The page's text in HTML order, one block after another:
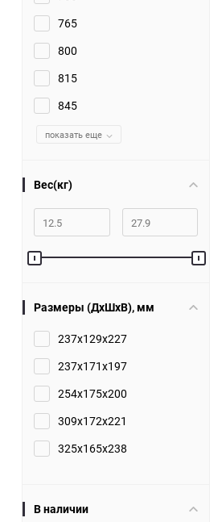
765
800
815
845
показать еще
Вес(кг)
Размеры (ДхШхВ), мм
237x129x227
237x171x197
254x175x200
309x172x221
325x165x238
В наличии